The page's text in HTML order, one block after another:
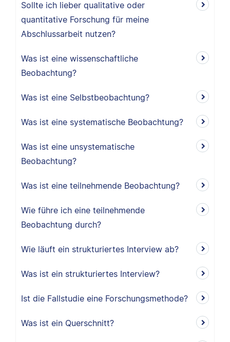
Sollte ich lieber qualitative oder
quantitative Forschung für meine
Abschlussarbeit nutzen?
Was ist eine wissenschaftliche
Beobachtung?
Was ist eine Selbstbeobachtung?
Was ist eine systematische Beobachtung?
Was ist eine unsystematische
Beobachtung?
Was ist eine teilnehmende Beobachtung?
Wie führe ich eine teilnehmende
Beobachtung durch?
Wie läuft ein strukturiertes Interview ab?
Was ist ein strukturiertes Interview?
Ist die Fallstudie eine Forschungsmethode?
Was ist ein Querschnitt?